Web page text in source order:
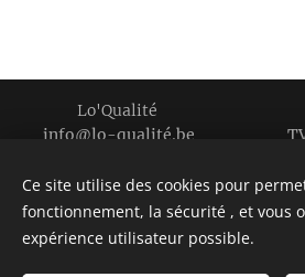
Lo'Qualité
info@lo-qualité.be TVA :
La qualité près de chez
Ce site utilise des cookies pour
fonctionnement, la sécurité , et vous
expérience utilisateur possible.